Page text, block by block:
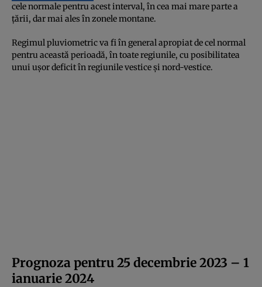
cele normale pentru acest interval, în cea mai mare parte a
țării, dar mai ales în zonele montane.
Regimul pluviometric va fi în general apropiat de cel normal
pentru această perioadă, în toate regiunile, cu posibilitatea
unui ușor deficit în regiunile vestice și nord-vestice.
Prognoza pentru 25 decembrie 2023 – 1
ianuarie 2024